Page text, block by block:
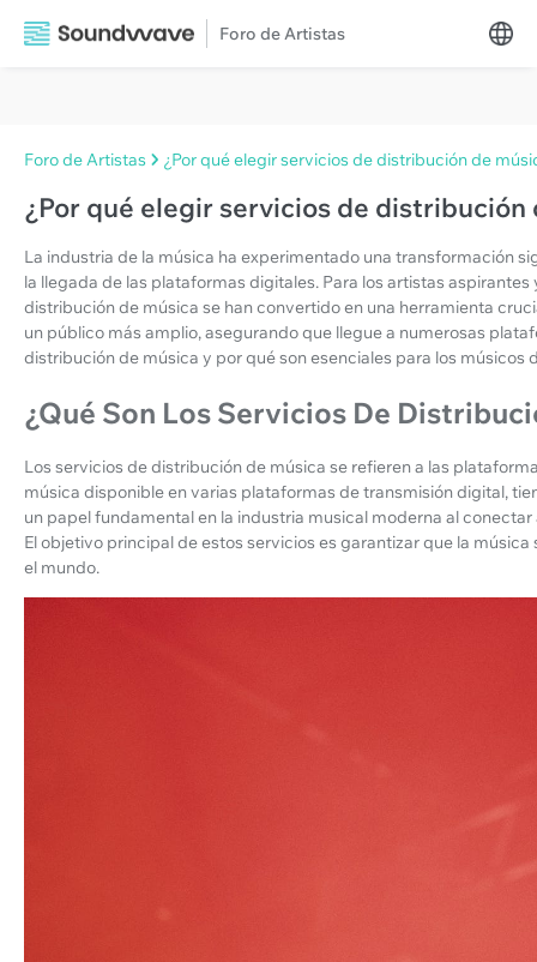
Foro de Artistas
Foro de Artistas ¿Por qué elegir servicios de distribución de
¿Por qué elegir servicios de distribución
La industria de la música ha experimentado una transformación
la llegada de las plataformas digitales. Para los artistas
distribución de música se han convertido en una herramienta
un público más amplio, asegurando que llegue a numerosas
distribución de música y por qué son esenciales para los músicos
¿Qué Son Los Servicios De
Los servicios de distribución de música se refieren a las
música disponible en varias plataformas de transmisión digital,
un papel fundamental en la industria musical moderna al
El objetivo principal de estos servicios es garantizar que la
el mundo.